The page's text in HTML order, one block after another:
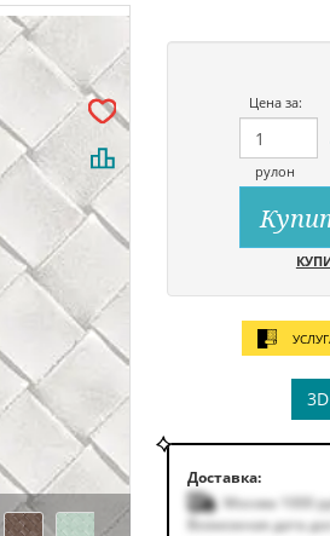
Цена за:
рулон
Доставка:
Москва 1000
Возможная дата